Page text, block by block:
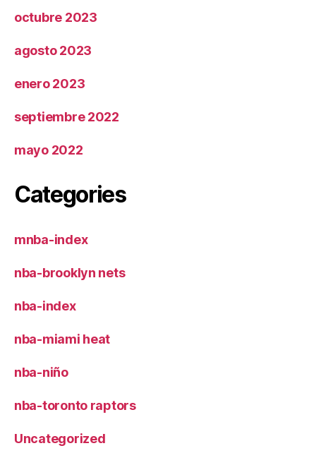
octubre 2023
agosto 2023
enero 2023
septiembre 2022
mayo 2022
Categories
mnba-index
nba-brooklyn nets
nba-index
nba-miami heat
nba-niño
nba-toronto raptors
Uncategorized